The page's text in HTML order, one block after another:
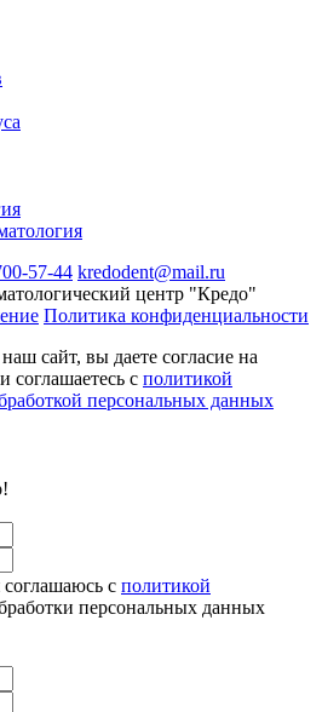
57-44 kredodent@mail.ru
центр "Кредо"
Политика конфиденциальности
сайт, вы даете согласие на
соглашаетесь с политикой
персональных данных
с политикой
персональных данных